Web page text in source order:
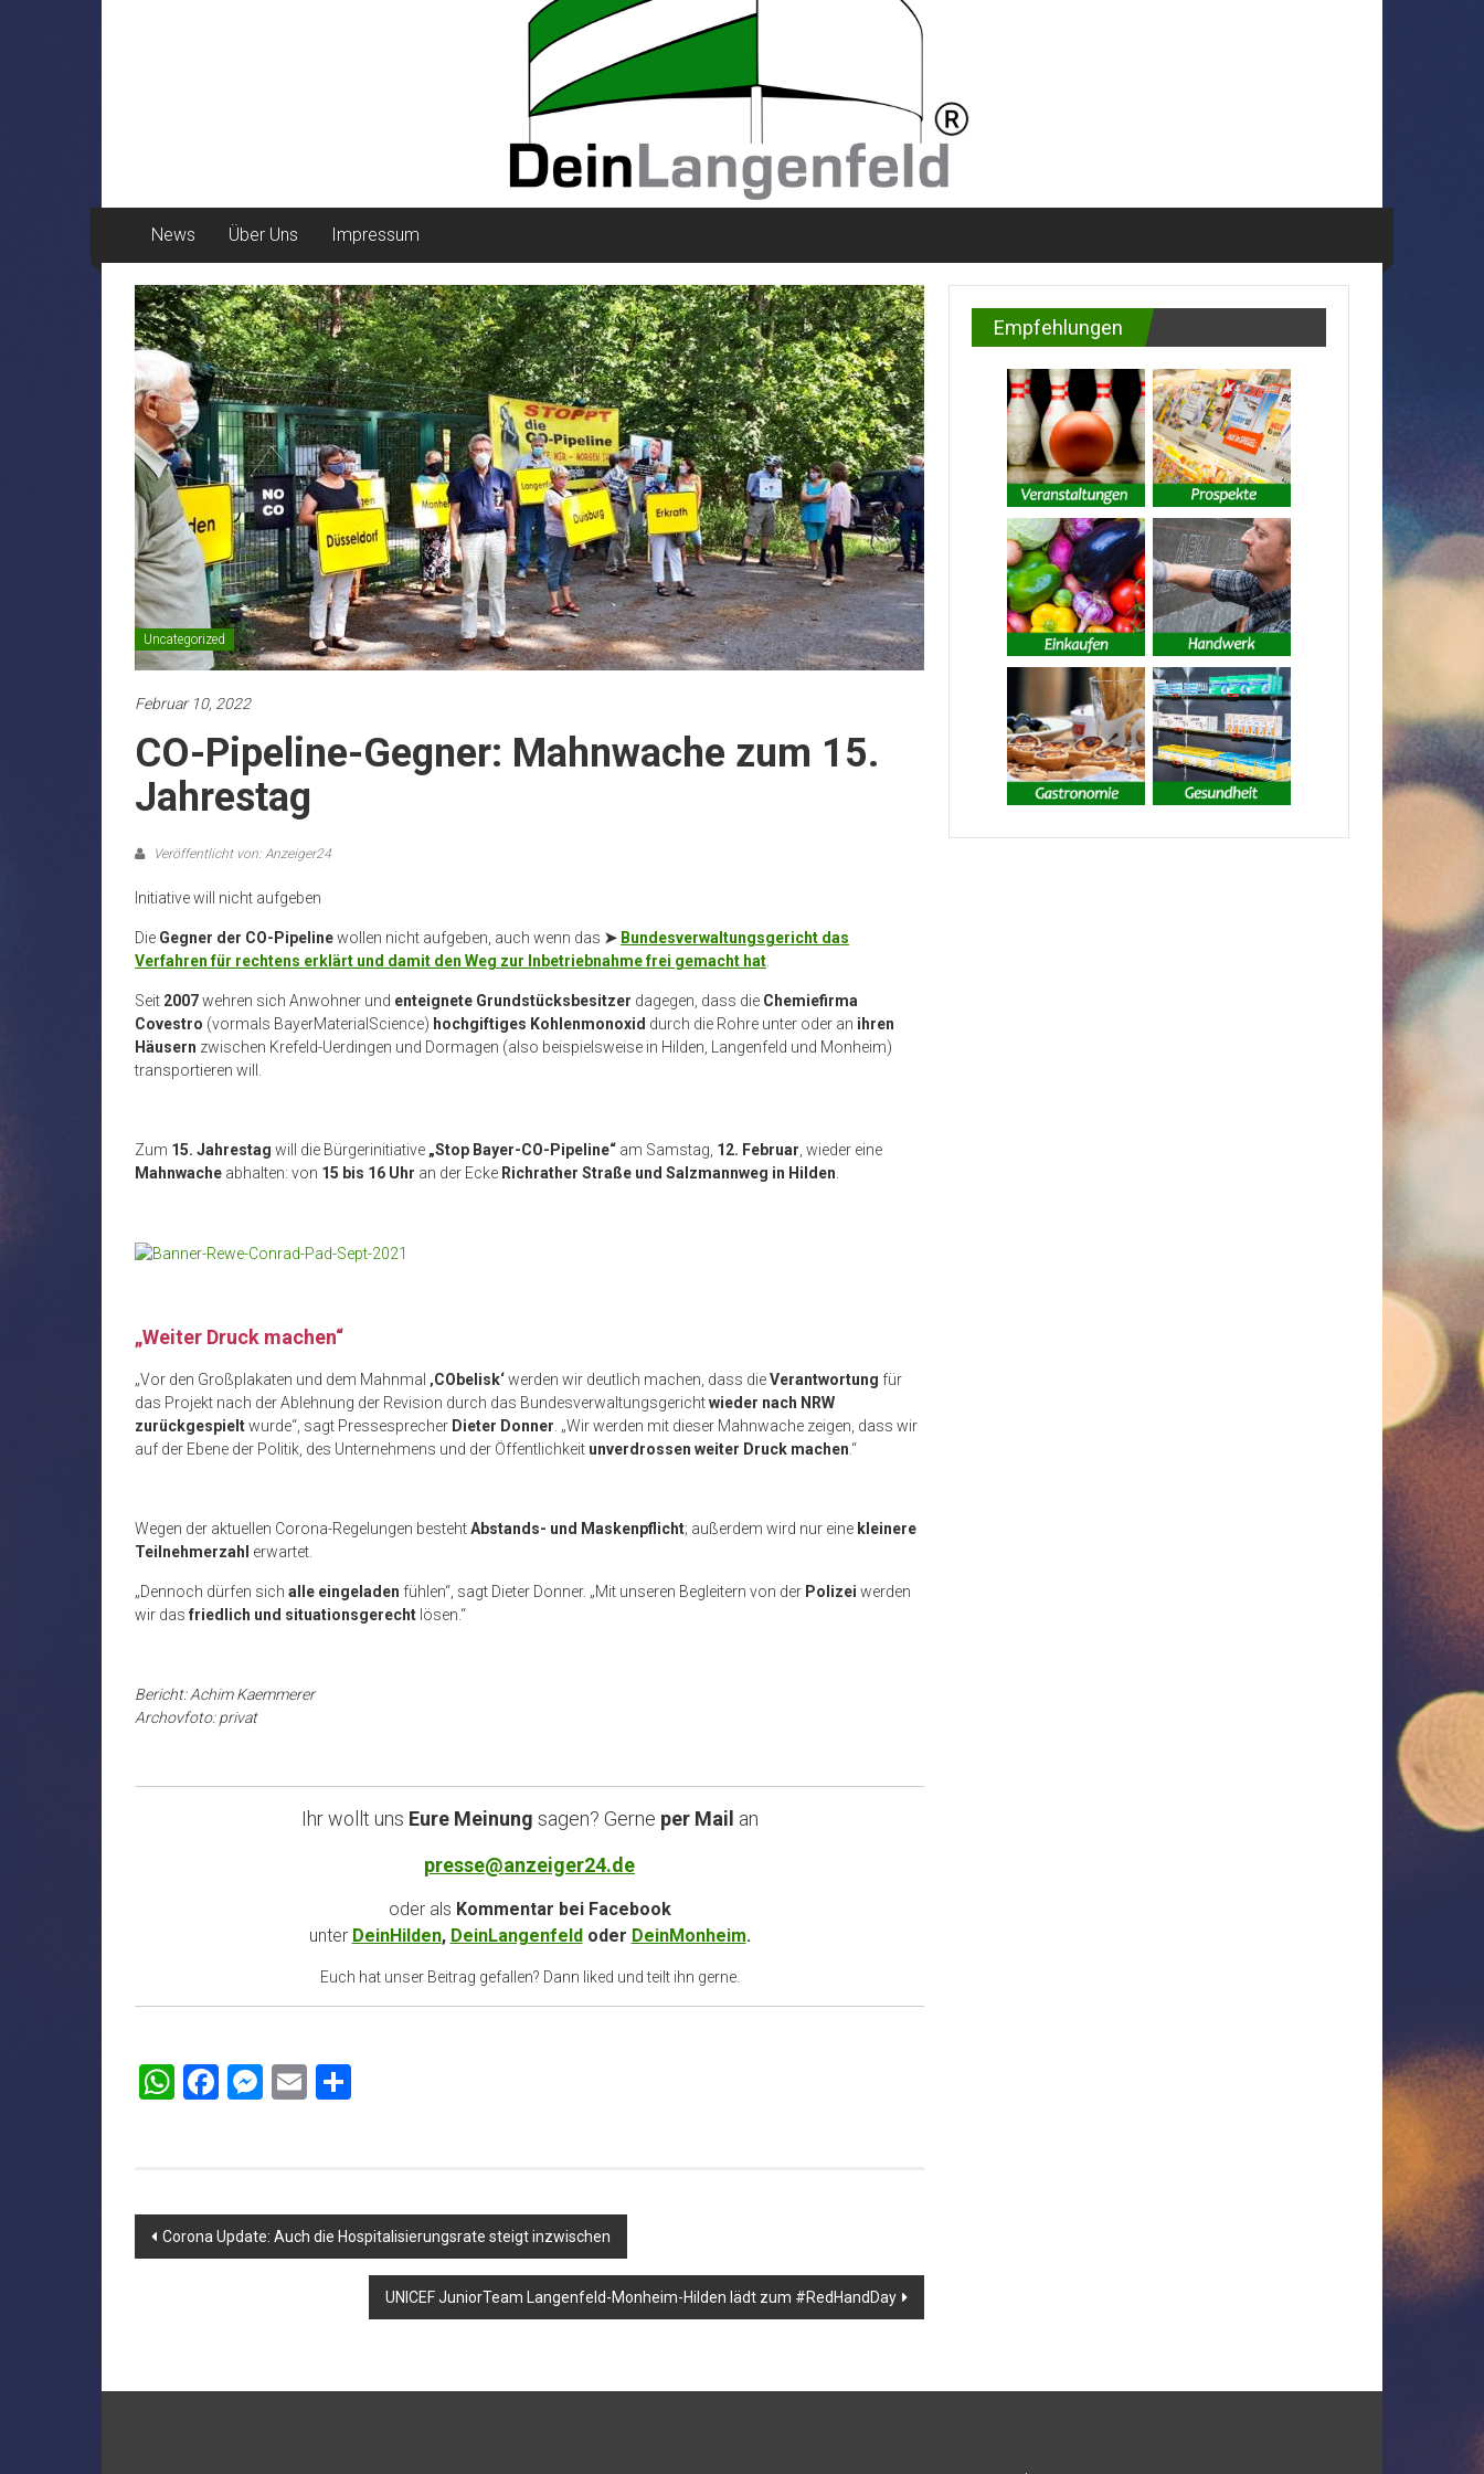
News Über Uns Impressum
Uncategorized
Februar 10, 2022
CO-Pipeline-Gegner: Mahnwache zum 15.
Jahrestag
Veröffentlicht von: Anzeiger24
Initiative will nicht aufgeben
Die Gegner der CO-Pipelinewollen nicht aufgeben, auch wenn das ➤ Bundesverwaltungsgericht das
Verfahren für rechtens erklärt und damit den Weg zur Inbetriebnahme frei gemacht hat
Seit 2007wehren sich Anwohner und enteignete Grundstücksbesitzer dagegen, dass die Chemiefirma
Covestro (vormals BayerMaterialScience) hochgiftiges Kohlenmonoxid durch die Rohre unter oder an ihren
Häusern zwischen Krefeld-Uerdingen und Dormagen (also beispielsweise in Hilden, Langenfeld und Monheim)
transportieren will.
Zum 15. Jahrestag will die Bürgerinitiative „Stop Bayer-CO-Pipeline“ am Samstag, 12. Februar , wieder eine
Mahnwache abhalten: von 15 bis 16 Uhr an der Ecke Richrather Straße und Salzmannweg in Hilden
„Weiter Druck machen“
„Vor den Großplakaten und dem Mahnmal ‚CObelisk‘werden wir deutlich machen, dass dieVerantwortung für
das Projekt nach der Ablehnung der Revision durch das Bundesverwaltungsgerichtwieder nach NRW
zurückgespieltwurde“, sagt Pressesprecher Dieter Donner . „Wir werden mit dieser Mahnwache zeigen, dass wir
auf der Ebene der Politik, des Unternehmens und der Öffentlichkeit unverdrossen weiter Druck machen .“
Wegen der aktuellen Corona-Regelungen bestehtAbstands- und Maskenpflicht; außerdem wird nur eine kleinere
Teilnehmerzahl erwartet.
„Dennoch dürfen sich alle eingeladen fühlen“, sagt Dieter Donner. „Mit unseren Begleitern von der Polizei werden
wir das friedlich und situationsgerecht lösen.“
Bericht: Achim Kaemmerer
Archovfoto: privat
Ihr wollt uns Eure Meinung sagen? Gerne per Mail an
presse@anzeiger24.de
oder als Kommentar bei Facebook
unter DeinHilden, DeinLangenfeldoder DeinMonheim.
Euch hat unser Beitrag gefallen? Dann liked und teilt ihn gerne.
WhatsApp
Facebook
Messenger
Email
Beitragsnavigation
Corona Update: Auch die Hospitalisierungsrate steigt inzwischen
UNICEF JuniorTeam Langenfeld-Monheim-Hilden lädt zum #RedHandDay
Empfehlungen